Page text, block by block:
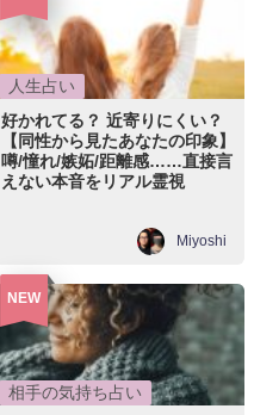
人生占い
好かれてる？ 近寄りにくい？
【同性から見たあなたの印象】
噂/憧れ/嫉妬/距離感……直接言
えない本音をリアル霊視
Miyoshi
NEW
相手の気持ち占い